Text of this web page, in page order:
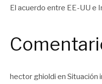
El acuerdo entre EE-UU e
hector ghioldi en Situación